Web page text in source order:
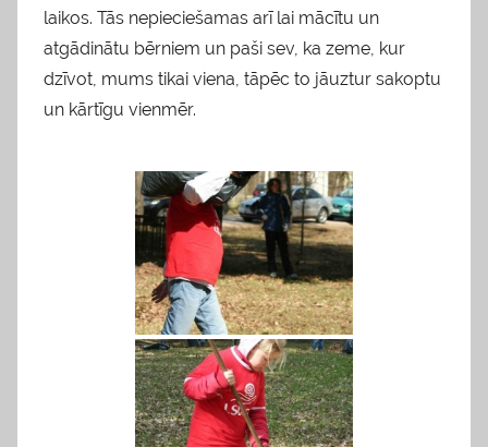
laikos. Tās nepieciešamas arī lai mācītu un
atgādinātu bērniem un paši sev, ka zeme, kur
dzīvot, mums tikai viena, tāpēc to jāuztur sakoptu
un kārtīgu vienmēr.